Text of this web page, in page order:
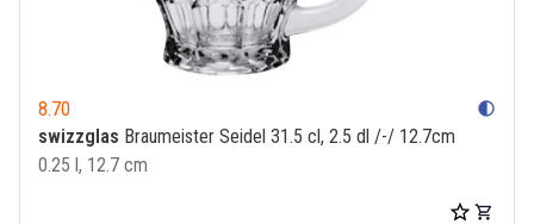
8.70 contrast
swizzglas Braumeister Seidel 31.5 cl, 2.5 dl /-/ 12.7cm
0.25 l, 12.7 cm